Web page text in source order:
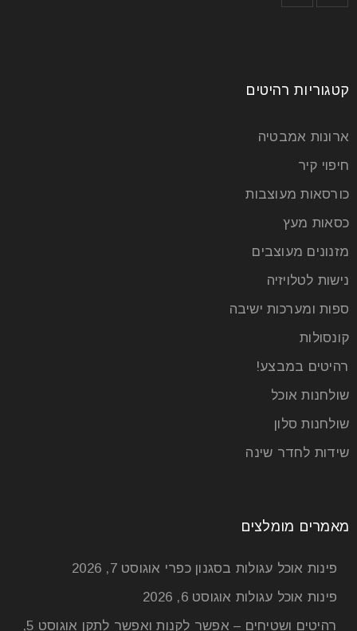
קטגוריות רהיטים
ארונות אמבטיה
חיפוי קיר
כורסאות מעוצבות
כסאות מעץ
מזנונים מעוצבים
נישות לטלויזיה
ספות ומערכות ישיבה
קונסולות
רהיטים במבצע!
שולחנות אוכל
שולחנות סלון
שידות לחדר שינה
מאמרים מומלצים
פינות אוכל עגולות בסגנון כפרי אוגוסט 7, 2026
פינות אוכל עגולות אוגוסט 6, 2026
רהיטים ושטיחים – אפשר לקנות ואפשר לתקן
אוגוסט 5,